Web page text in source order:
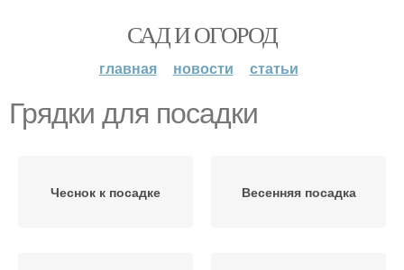
САД И ОГОРОД
главная новости статьи
Грядки для посадки
Чеснок к посадке Весенняя посадка